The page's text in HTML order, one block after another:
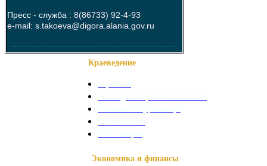
Пресс - служба : 8(86733) 92-4-93
e-mail: s.takoeva@digora.alania.gov.ru
--------------------------------------------------------
Краеведение
Экономика и финансы